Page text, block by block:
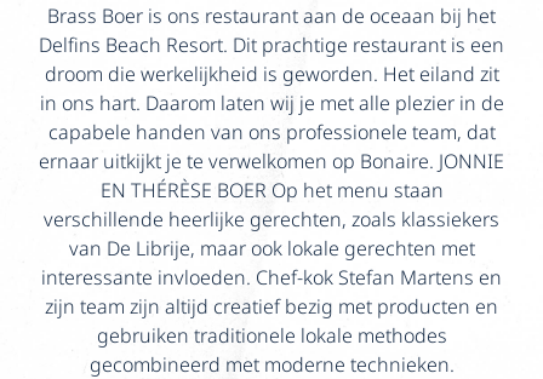
Brass Boer is ons restaurant aan de oceaan bij het
Delfins Beach Resort. Dit prachtige restaurant is een
droom die werkelijkheid is geworden. Het eiland zit
in ons hart. Daarom laten wij je met alle plezier in de
capabele handen van ons professionele team, dat
ernaar uitkijkt je te verwelkomen op Bonaire. JONNIE
EN THÉRÈSE BOER Op het menu staan
verschillende heerlijke gerechten, zoals klassiekers
van De Librije, maar ook lokale gerechten met
interessante invloeden. Chef-kok Stefan Martens en
zijn team zijn altijd creatief bezig met producten en
gebruiken traditionele lokale methodes
gecombineerd met moderne technieken.